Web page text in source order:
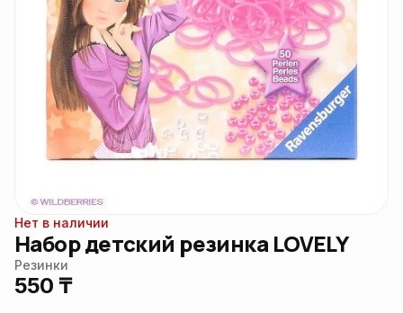
Нет в наличии
Набор детский резинка LOVELY
Резинки
550 ₸